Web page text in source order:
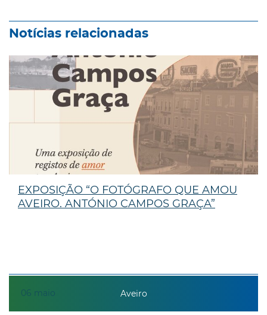
Notícias relacionadas
06 maio
EXPOSIÇÃO “O FOTÓGRAFO QUE AMOU
AVEIRO. ANTÓNIO CAMPOS GRAÇA”
Aveiro